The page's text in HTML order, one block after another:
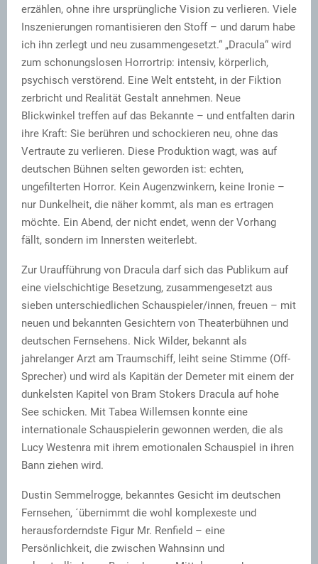
erzählen, ohne ihre ursprüngliche Vision zu verlieren. Viele
Inszenierungen romantisieren den Stoff – und darum habe
ich ihn zerlegt und neu zusammengesetzt.“ „Dracula“ wird
zum schonungslosen Horrortrip: intensiv, körperlich,
psychisch verstörend. Eine Welt entsteht, in der Fiktion
zerbricht und Realität Gestalt annehmen. Neue
Blickwinkel treffen auf das Bekannte – und entfalten darin
ihre Kraft: Sie berühren und schockieren neu, ohne das
Vertraute zu verlieren. Diese Produktion wagt, was auf
deutschen Bühnen selten geworden ist: echten,
ungefilterten Horror. Kein Augenzwinkern, keine Ironie –
nur Dunkelheit, die näher kommt, als man es ertragen
möchte. Ein Abend, der nicht endet, wenn der Vorhang
fällt, sondern im Innersten weiterlebt.
Zur Uraufführung von Dracula darf sich das Publikum auf
eine vielschichtige Besetzung, zusammengesetzt aus
sieben unterschiedlichen Schauspieler/innen, freuen – mit
neuen und bekannten Gesichtern von Theaterbühnen und
deutschen Fernsehens. Nick Wilder, bekannt als
jahrelanger Arzt am Traumschiff, leiht seine Stimme (Off-
Sprecher) und wird als Kapitän der Demeter mit einem der
dunkelsten Kapitel von Bram Stokers Dracula auf hohe
See schicken. Mit Tabea Willemsen konnte eine
internationale Schauspielerin gewonnen werden, die als
Lucy Westenra mit ihrem emotionalen Schauspiel in ihren
Bann ziehen wird.
Dustin Semmelrogge, bekanntes Gesicht im deutschen
Fernsehen, ´übernimmt die wohl komplexeste und
herausforderndste Figur Mr. Renfield – eine
Persönlichkeit, die zwischen Wahnsinn und